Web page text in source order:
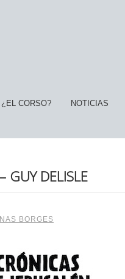
¿EL CORSO? NOTICIAS
GUY DELISLE
BORGES